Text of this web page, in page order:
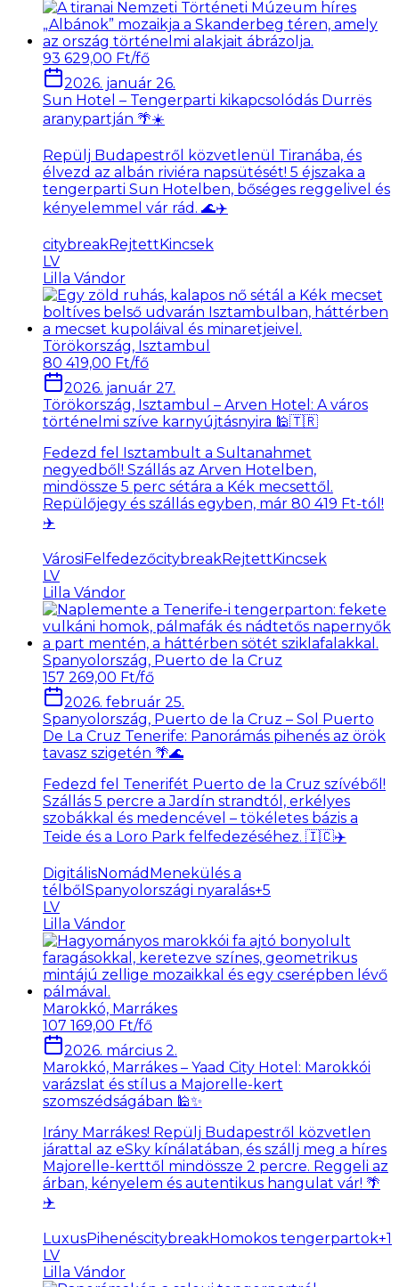
93 629,00 Ft/fő
2026. január 26.
Sun Hotel – Tengerparti kikapcsolódás Durrës
aranypartján 🌴☀️
Repülj Budapestről közvetlenül Tiranába, és
élvezd az albán riviéra napsütését! 5 éjszaka a
tengerparti Sun Hotelben, bőséges reggelivel és
kényelemmel vár rád. 🌊✈️
citybreakRejtettKincsek
LV
Lilla Vándor
Törökország, Isztambul
80 419,00 Ft/fő
2026. január 27.
Törökország, Isztambul – Arven Hotel: A város
történelmi szíve karnyújtásnyira 🕌🇹🇷
Fedezd fel Isztambult a Sultanahmet
negyedből! Szállás az Arven Hotelben,
mindössze 5 perc sétára a Kék mecsettől.
Repülőjegy és szállás egyben, már 80 419 Ft-tól!
✈️
VárosiFelfedezőcitybreakRejtettKincsek
LV
Lilla Vándor
Spanyolország, Puerto de la Cruz
157 269,00 Ft/fő
2026. február 25.
Spanyolország, Puerto de la Cruz – Sol Puerto
De La Cruz Tenerife: Panorámás pihenés az örök
tavasz szigetén 🌴🌊
Fedezd fel Tenerifét Puerto de la Cruz szívéből!
Szállás 5 percre a Jardín strandtól, erkélyes
szobákkal és medencével – tökéletes bázis a
Teide és a Loro Park felfedezéséhez. 🇮🇨✈️
DigitálisNomád Menekülés a
télből Spanyolországi nyaralás+5
LV
Lilla Vándor
Marokkó, Marrákes
107 169,00 Ft/fő
2026. március 2.
Marokkó, Marrákes – Yaad City Hotel: Marokkói
varázslat és stílus a Majorelle-kert
szomszédságában 🕌✨
Irány Marrákes! Repülj Budapestről közvetlen
járattal az eSky kínálatában, és szállj meg a híres
Majorelle-kerttől mindössze 2 percre. Reggeli az
árban, kényelem és autentikus hangulat vár! 🌴
✈️
LuxusPihenéscitybreakHomokos tengerpartok+1
LV
Lilla Vándor